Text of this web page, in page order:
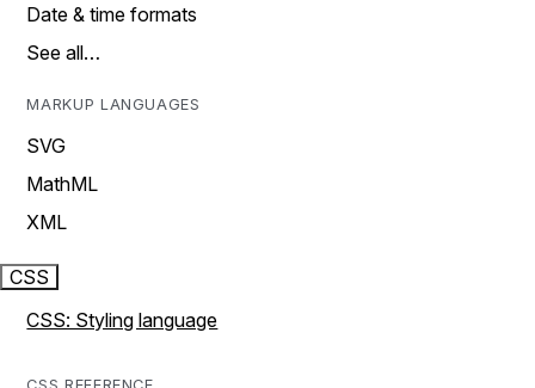
Date & time formats
See all…
MARKUP LANGUAGES
SVG
MathML
XML
CSS
CSS: Styling language